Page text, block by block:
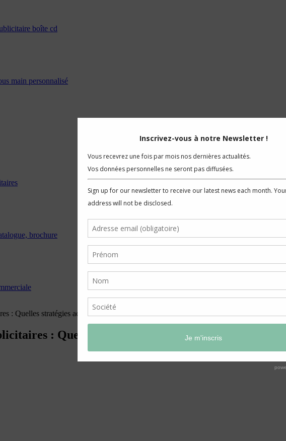
boîte cd
main personnalisé
brochure
: Quelles stratégies adopter ?
: Quelles stratégies adopter ?